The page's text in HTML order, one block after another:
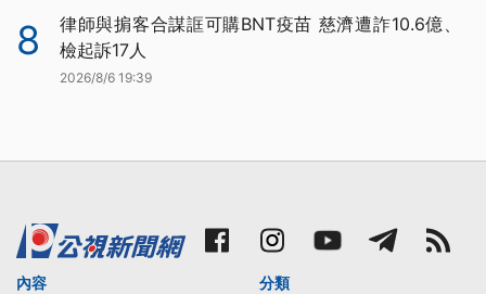
8
律師與掮客合謀誆可購BNT疫苗 慈濟遭詐10.6億、
檢起訴17人
2026/8/6 19:39
內容
分類